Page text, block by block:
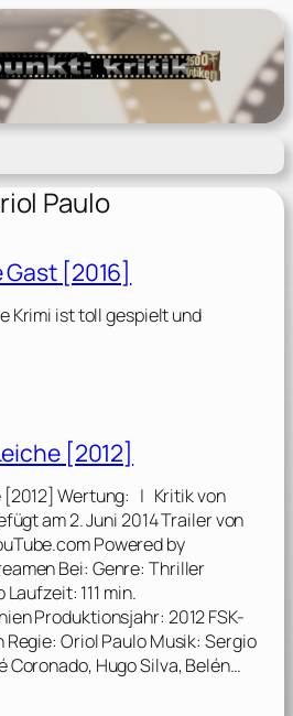
Paulo
[2016]
Krimi ist toll gespielt und
[2012]
[2012] Wertung: | Kritik von
am 2. Juni 2014 Trailer von
Powered by
Bei: Genre: Thriller
111 min.
Produktionsjahr: 2012 FSK-
Regie: Oriol Paulo Musik: Sergio
Coronado, Hugo Silva, Belén…